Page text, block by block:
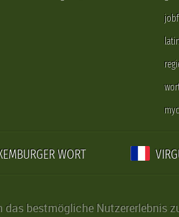
WORT
das bestmögliche Nutzererlebnis